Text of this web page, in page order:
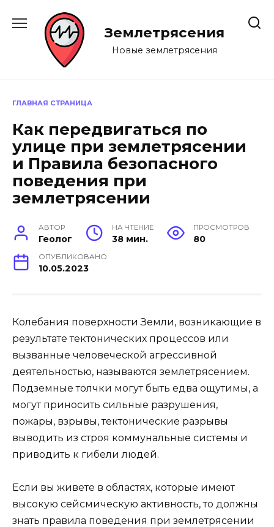
содержанию
Землетрясения
Новые землетрясения
ГЛАВНАЯ СТРАНИЦА
Как передвигаться по
улице при землетрясении
и Правила безопасного
поведения при
землетрясении
АВТОР
Геолог
НА ЧТЕНИЕ
38 мин.
ПРОСМОТРОВ
80
ОПУБЛИКОВАНО
10.05.2023
Колебания поверхности Земли, возникающие в
результате тектонических процессов или
вызванные человеческой агрессивной
деятельностью, называются землетрясением.
Подземные толчки могут быть едва ощутимы, а
могут приносить сильные разрушения,
пожары, взрывы, тектонические разрывы
выводить из строя коммунальные системы и
приводить к гибели людей.
Если вы живете в областях, которые имеют
высокую сейсмическую активность, то должны
знать правила поведения при землетрясении